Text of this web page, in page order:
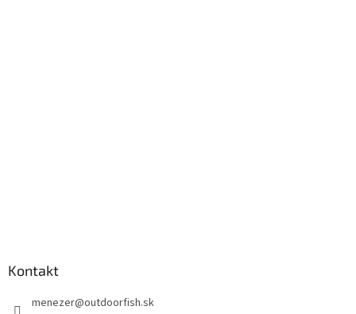
Kontakt
menezer@outdoorfish.sk